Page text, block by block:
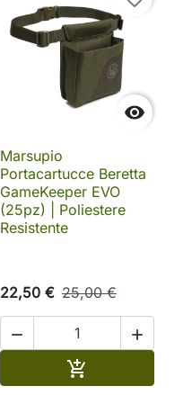

Marsupio
Portacartucce Beretta
GameKeeper EVO
(25pz) | Poliestere
Resistente
22,50 € 25,00 €
 
